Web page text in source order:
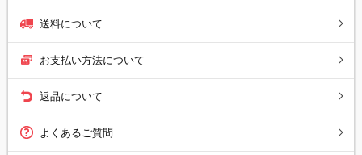
送料について
お支払い方法について
返品について
よくあるご質問